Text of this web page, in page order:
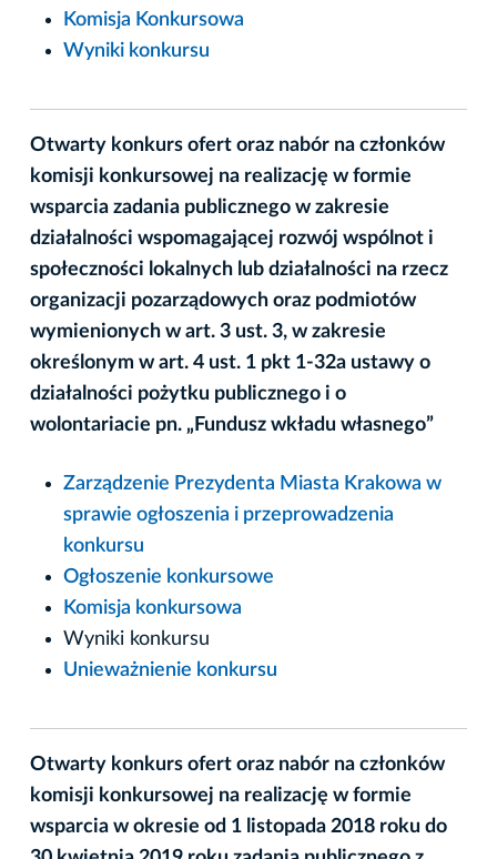
Komisja Konkursowa
Wyniki konkursu
Otwarty konkurs ofert oraz nabór na członków
komisji konkursowej na realizację w formie
wsparcia zadania publicznego w zakresie
działalności wspomagającej rozwój wspólnot i
społeczności lokalnych lub działalności na rzecz
organizacji pozarządowych oraz podmiotów
wymienionych w art. 3 ust. 3, w zakresie
określonym w art. 4 ust. 1 pkt 1-32a ustawy o
działalności pożytku publicznego i o
wolontariacie pn. „Fundusz wkładu własnego”
Zarządzenie Prezydenta Miasta Krakowa w
sprawie ogłoszenia i przeprowadzenia
konkursu
Ogłoszenie konkursowe
Komisja konkursowa
Wyniki konkursu
Unieważnienie konkursu
Otwarty konkurs ofert oraz nabór na członków
komisji konkursowej na realizację w formie
wsparcia w okresie od 1 listopada 2018 roku do